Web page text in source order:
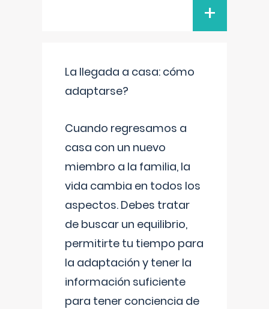
+
La llegada a casa: cómo
adaptarse?
Cuando regresamos a
casa con un nuevo
miembro a la familia, la
vida cambia en todos los
aspectos. Debes tratar
de buscar un equilibrio,
permitirte tu tiempo para
la adaptación y tener la
información suficiente
para tener conciencia de